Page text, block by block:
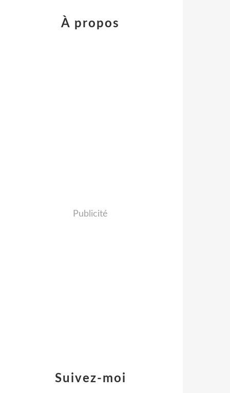
Suivez-moi
À propos
Publicité